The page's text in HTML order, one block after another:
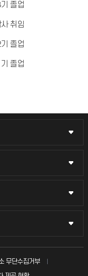
졸업
취임
졸업
졸업
무단수집거부